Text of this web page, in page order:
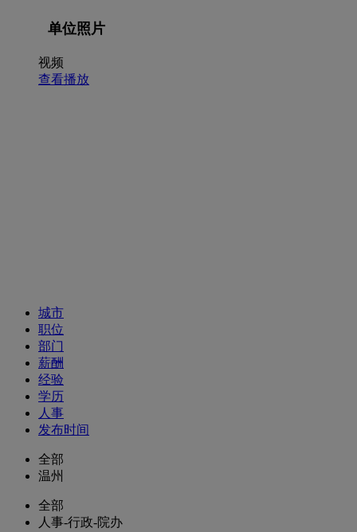
单位照片
视频
查看播放
城市
职位
部门
薪酬
经验
学历
人事
发布时间
全部
温州
全部
人事-行政-院办